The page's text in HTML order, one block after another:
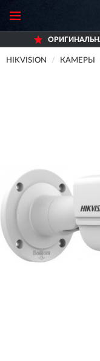
ОРИГИНАЛЬНАЯ
HIKVISION КАМЕРЫ